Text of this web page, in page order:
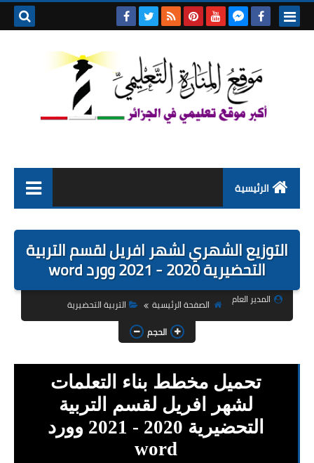
الرئيسية
التربية التحضيرية
السنة الاولى ابتدائي
السنة الثانية ابتدائي
السنة الرابعة ابتدائي
السنة الخامسة ابتدائي
شهادة التعليم الابتدائي
التوزيع الشهري لشهر افريل لقسم التربية
التحضيرية 2020 - 2021 وورد word
المدير العام الصفحة الرئيسية
التربية التحضيرية
الحجم
تحميل مخطط بناء التعلمات
لشهر افريل لقسم التربية
التحضيرية 2020 - 2021 وورد
word